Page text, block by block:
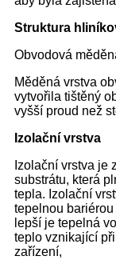
Struktura
Obvodová
Měděná vrstva
vytvořila tištěný
vyšší proud než
Izolační vrstva
Izolační vrstva je
substrátu, která
tepla. Izolační
tepelnou
lepší je tepelná
teplo vznikající
zařízení,